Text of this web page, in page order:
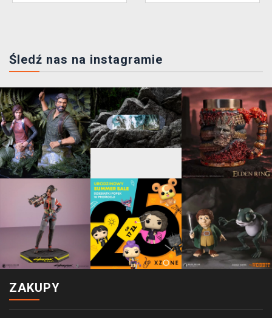
Śledź nas na instagramie
ZAKUPY